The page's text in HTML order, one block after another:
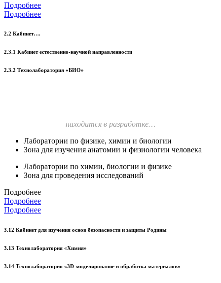
Подробнее
Подробнее
2.2 Кабинет….
2.3.1 Кабинет естественно-научной направленности
2.3.2 Технолаборатория «БИО»
находится в разработке…
Лаборатории по физике, химии и биологии
Зона для изучения анатомии и физиологии человека
Лаборатории по химии, биологии и физике
Зона для проведения исследований
Подробнее
Подробнее
Подробнее
3.12 Кабинет для изучения основ безопасности и защиты Родины
3.13 Технолаборатория «Химия»
3.14 Технолаборатория «3D-моделирование и обработка материалов»